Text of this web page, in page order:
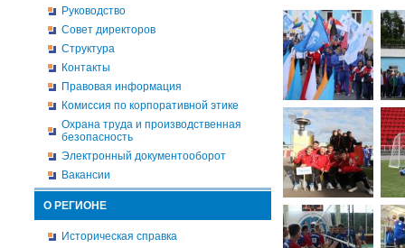
Руководство
Совет директоров
Структура
Контакты
Правовая информация
Комиссия по корпоративной этике
Охрана труда и производственная
безопасность
Электронный документооборот
Вакансии
О РЕГИОНЕ
Историческая справка